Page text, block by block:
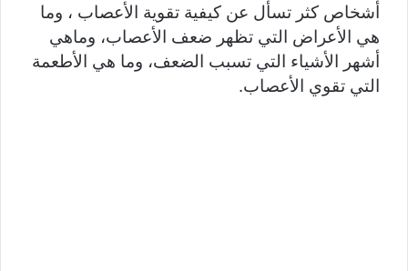
أشخاص كثر تسأل عن كيفية تقوية الأعصاب ، وما
هي الأعراض التي تظهر ضعف الأعصاب، وماهي
أشهر الأشياء التي تسبب الضعف، وما هي الأطعمة
التي تقوي الأعصاب.